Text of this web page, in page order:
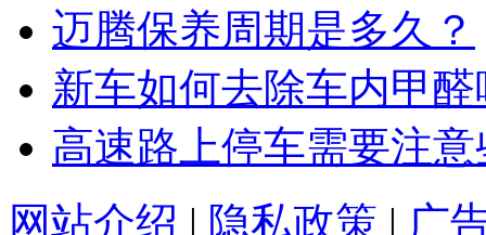
迈腾保养周期是多久？
新车如何去除车内甲醛
高速路上停车需要注
网站介绍 | 隐私政策 | 广